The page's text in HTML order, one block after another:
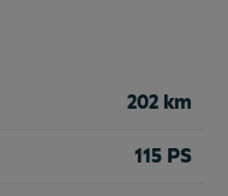
202 km
115 PS